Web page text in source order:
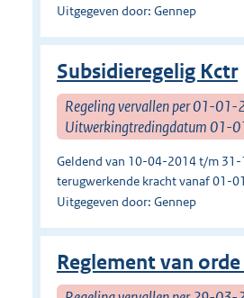
Uitgegeven door: Gennep
Subsidieregelig Kctr
Regeling vervallen per 01-01-
Uitwerkingtredingdatum 01-
Geldend van 10-04-2014 t/m
terugwerkende kracht vanaf 01-
Uitgegeven door: Gennep
Reglement van